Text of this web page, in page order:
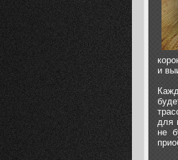
и
для
не